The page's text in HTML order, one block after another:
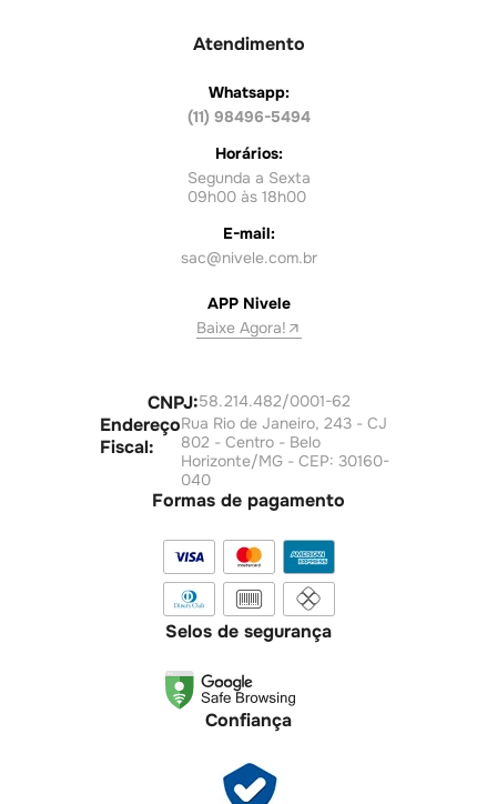
Atendimento
Whatsapp:
(11) 98496-5494
Horários:
Segunda a Sexta
09h00 às 18h00
E-mail:
sac@nivele.com.br
APP Nivele
Baixe Agora!
CNPJ:58.214.482/0001-62
Endereço
Fiscal:
Rua Rio de Janeiro, 243 - CJ
802 - Centro - Belo
Horizonte/MG - CEP: 30160-
040
Formas de pagamento
Selos de segurança
Confiança